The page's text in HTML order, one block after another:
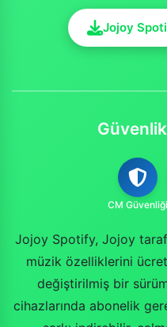
Jojoy
CM Güvenliği
Jojoy Spotify, Jojoy
müzik özelliklerini
değiştirilmiş bir
cihazlarında abonelik